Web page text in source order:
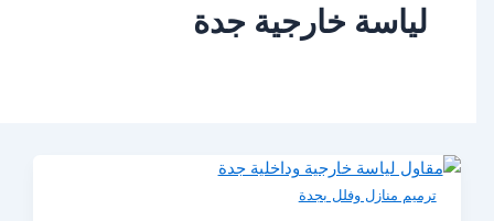
خارجية جدة
منازل وفلل بجدة